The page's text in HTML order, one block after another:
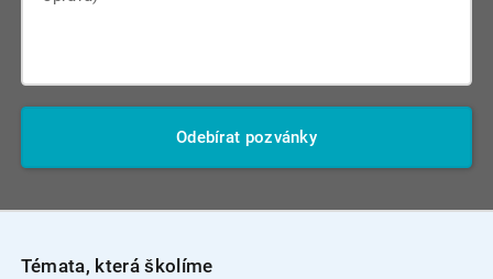
Odebírat pozvánky
Témata, která školíme